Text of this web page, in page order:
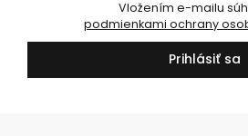
podmienkami ochrany
Prihlásiť sa